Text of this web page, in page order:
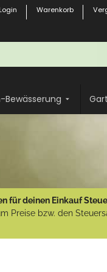
Warenkorb
Bewässerung
für deinen Einkauf
Preise bzw. den